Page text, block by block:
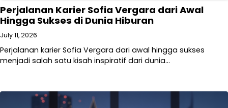
Perjalanan Karier Sofia Vergara dari Awal
Hingga Sukses di Dunia Hiburan
July 11, 2026
Perjalanan karier Sofia Vergara dari awal hingga sukses
menjadi salah satu kisah inspiratif dari dunia…